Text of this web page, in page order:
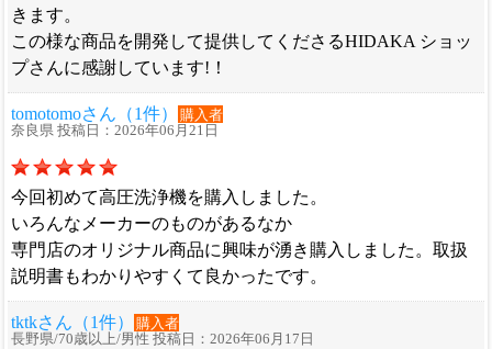
きます。
この様な商品を開発して提供してくださるHIDAKA ショッ
プさんに感謝しています!！
tomotomoさん（1件）
購入者
奈良県 投稿日：2026年06月21日
今回初めて高圧洗浄機を購入しました。
いろんなメーカーのものがあるなか
専門店のオリジナル商品に興味が湧き購入しました。取扱
説明書もわかりやすくて良かったです。
tktkさん（1件）
購入者
長野県/70歳以上/男性 投稿日：2026年06月17日